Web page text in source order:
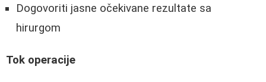
Dogovoriti jasne očekivane rezultate sa
hirurgom
Tok operacije